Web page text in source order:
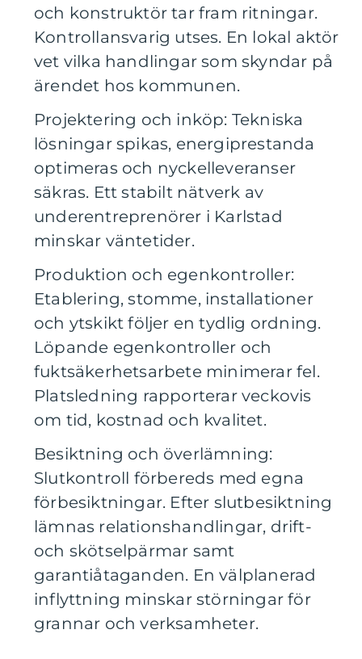
och konstruktör tar fram ritningar.
Kontrollansvarig utses. En lokal aktör
vet vilka handlingar som skyndar på
ärendet hos kommunen.
Projektering och inköp: Tekniska
lösningar spikas, energiprestanda
optimeras och nyckelleveranser
säkras. Ett stabilt nätverk av
underentreprenörer i Karlstad
minskar väntetider.
Produktion och egenkontroller:
Etablering, stomme, installationer
och ytskikt följer en tydlig ordning.
Löpande egenkontroller och
fuktsäkerhetsarbete minimerar fel.
Platsledning rapporterar veckovis
om tid, kostnad och kvalitet.
Besiktning och överlämning:
Slutkontroll förbereds med egna
förbesiktningar. Efter slutbesiktning
lämnas relationshandlingar, drift-
och skötselpärmar samt
garantiåtaganden. En välplanerad
inflyttning minskar störningar för
grannar och verksamheter.